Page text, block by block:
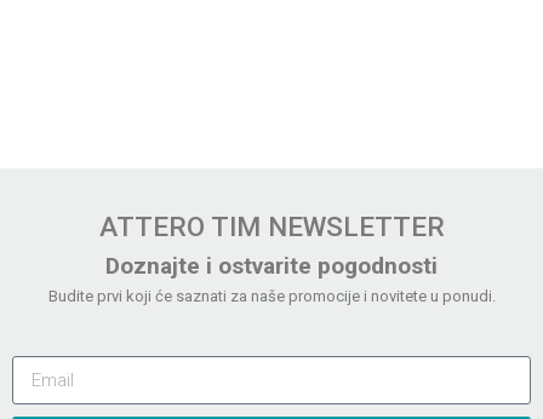
ATTERO TIM NEWSLETTER
Doznajte i ostvarite pogodnosti
Budite prvi koji će saznati za naše promocije i novitete u ponudi.